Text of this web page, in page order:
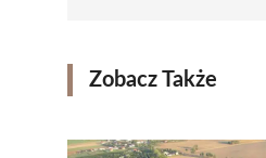
Zobacz Także